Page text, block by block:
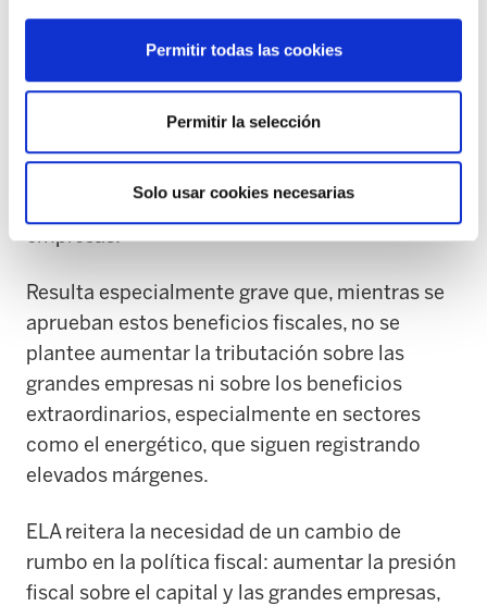
Permitir todas las cookies
Permitir la selección
Solo usar cookies necesarias
recaudaron más de 20.300 millones de euros
en 2025, lo que supone un incremento superior
al 10% respecto al año anterior. A pesar de ello,
las instituciones optan por reducir su
capacidad recaudatoria en más de medio
recaudación por parte de los beneficios de las
empresas.
Resulta especialmente grave que, mientras se
aprueban estos beneficios fiscales, no se
plantee aumentar la tributación sobre las
grandes empresas ni sobre los beneficios
extraordinarios, especialmente en sectores
como el energético, que siguen registrando
elevados márgenes.
ELA reitera la necesidad de un cambio de
rumbo en la política fiscal: aumentar la presión
fiscal sobre el capital y las grandes empresas,